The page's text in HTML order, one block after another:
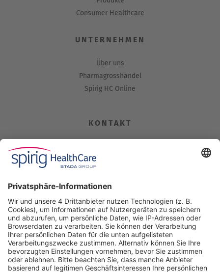
Consumer Healthcare
UNTERNEHMEN
Über uns
Pharmagrosshandel
Spirig HC Online
KONTAKT
Industriestrasse 30
CH-4622 Egerkingen
Tel. +41 62 388 85 00
info@spirig-healthcare.ch
Pharmakovigilanz
Für Meldungen von unerwünschten Arzneimittelwirkungen zu
einem Medikament von Spirig HealthCare AG
Tel. +41 62 388 85 88